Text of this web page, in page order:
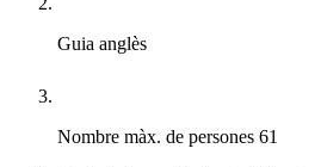
Guia anglès
Nombre màx. de persones 61